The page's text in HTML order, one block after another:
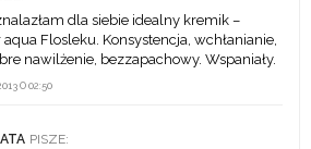
O 02:50
dla siebie idealny kremik –
Flosleku. Konsystencja, wchłanianie,
nawilżenie, bezzapachowy. Wspaniały.
PISZE: